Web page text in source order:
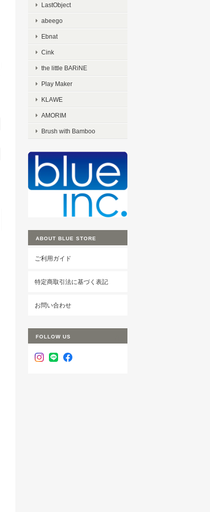
LastObject
abeego
Ebnat
Cink
the little BARiNE
Play Maker
KLAWE
AMORIM
Brush with Bamboo
ABOUT BLUE STORE
ご利用ガイド
特定商取引法に基づく表記
お問い合わせ
FOLLOW US